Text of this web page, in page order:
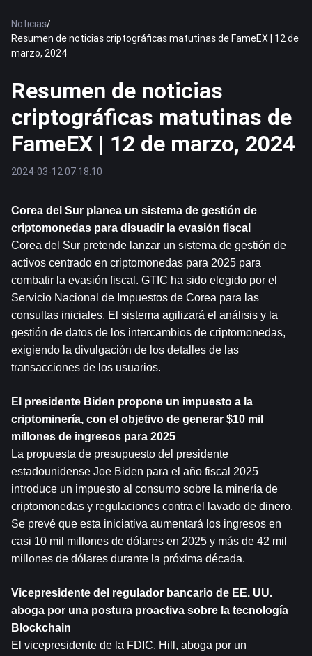
Noticias/
Resumen de noticias criptográficas matutinas de FameEX | 12 de
marzo, 2024
Resumen de noticias
criptográficas matutinas de
FameEX | 12 de marzo, 2024
2024-03-12 07:18:10
Corea del Sur planea un sistema de gestión de
criptomonedas para disuadir la evasión fiscal
Corea del Sur pretende lanzar un sistema de gestión de
activos centrado en criptomonedas para 2025 para
combatir la evasión fiscal. GTIC ha sido elegido por el
Servicio Nacional de Impuestos de Corea para las
consultas iniciales. El sistema agilizará el análisis y la
gestión de datos de los intercambios de criptomonedas,
exigiendo la divulgación de los detalles de las
transacciones de los usuarios.
El presidente Biden propone un impuesto a la
criptominería, con el objetivo de generar $10 mil
millones de ingresos para 2025
La propuesta de presupuesto del presidente
estadounidense Joe Biden para el año fiscal 2025
introduce un impuesto al consumo sobre la minería de
criptomonedas y regulaciones contra el lavado de dinero.
Se prevé que esta iniciativa aumentará los ingresos en
casi 10 mil millones de dólares en 2025 y más de 42 mil
millones de dólares durante la próxima década.
Vicepresidente del regulador bancario de EE. UU.
aboga por una postura proactiva sobre la tecnología
Blockchain
El vicepresidente de la FDIC, Hill, aboga por un